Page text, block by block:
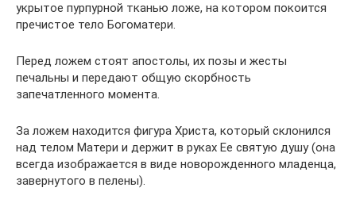
укрытое пурпурной тканью ложе, на котором покоится
пречистое тело Богоматери.
Перед ложем стоят апостолы, их позы и жесты
печальны и передают общую скорбность
запечатленного момента.
За ложем находится фигура Христа, который склонился
над телом Матери и держит в руках Ее святую душу (она
всегда изображается в виде новорожденного младенца,
завернутого в пелены).